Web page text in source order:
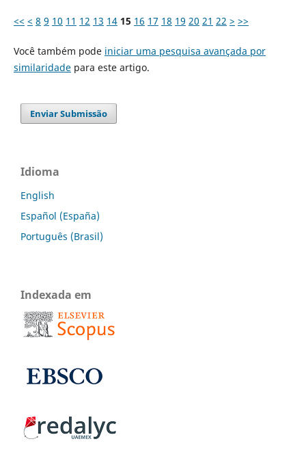
<< < 8 9 10 11 12 13 14 15 16 17 18 19 20 21 22 > >>
Você também pode iniciar uma pesquisa avançada por
similaridadepara este artigo.
Enviar Submissão
Idioma
English
Español (España)
Português (Brasil)
Indexada em